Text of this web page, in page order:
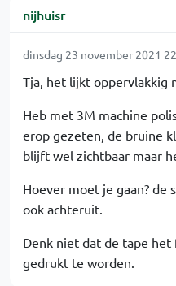
nijhuisr
dinsdag 23 november 2021
Tja, het lijkt oppervlakkig
Heb met 3M machine
erop gezeten, de bruine
blijft wel zichtbaar maar
Hoever moet je gaan? de
ook achteruit.
Denk niet dat de tape
gedrukt te worden.